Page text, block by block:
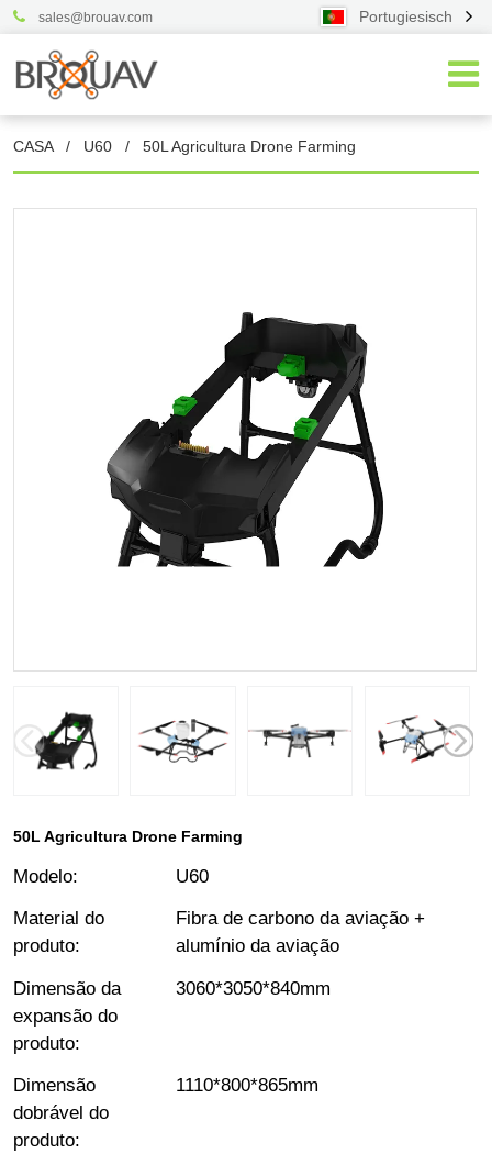
sales@brouav.com Portugiesisch
CASA / U60 / 50L Agricultura Drone Farming
50L Agricultura Drone Farming
Modelo: U60
Material do
produto:
Fibra de carbono da aviação +
alumínio da aviação
Dimensão da
expansão do
produto:
3060*3050*840mm
Dimensão
dobrável do
produto:
1110*800*865mm